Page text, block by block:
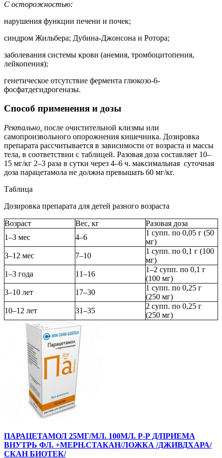
С осторожностью:
нарушения функции печени и почек;
синдром Жильбера; Дубина-Джонсона и Ротора;
заболевания системы крови (анемия, тромбоцитопения,
лейкопения);
генетическое отсутствие фермента глюкозо-6-
фосфатдегидрогеназы.
Способ применения и дозы
Ректально, после очистительной клизмы или
самопроизвольного опорожнения кишечника. Дозировка
препарата рассчитывается в зависимости от возраста и массы
тела, в соответствии с таблицей. Разовая доза составляет 10–
15 мг/кг 2–3 раза в сутки через 4–6 ч. максимальная суточная
доза парацетамола не должна превышать 60 мг/кг.
Таблица
Дозировка препарата для детей разного возраста
Возраст Вес, кг
Разовая доза
1–3 мес
4–6
1 супп. по 0,05 г (50
мг)
3–12 мес
7–10
1 супп. по 0,1 г (100
мг)
1–3 года
11–16
1–2 супп. по 0,1 г
(100 мг)
3–10 лет
17–30
1 супп. по 0,25 г
(250 мг)
10–12 лет
31–35
2 супп. по 0,25 г
(250 мг)
ПАРАЦЕТАМОЛ 25МГ/МЛ. 100МЛ. Р-Р Д/ПРИЕМА
ВНУТРЬ ФЛ. +МЕРН.СТАКАН/ЛОЖКА /ДЖИВДХАРА/
СКАН БИОТЕК/